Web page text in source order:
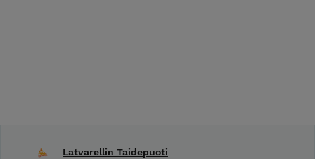
Latvarellin Taidepuoti